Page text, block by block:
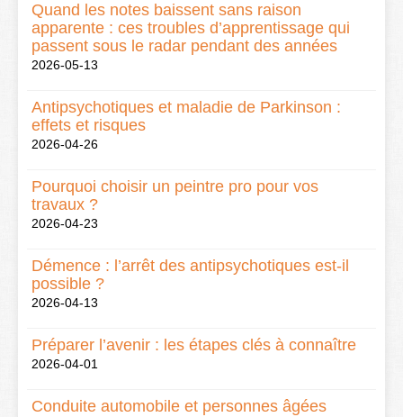
Quand les notes baissent sans raison
apparente : ces troubles d’apprentissage qui
passent sous le radar pendant des années
2026-05-13
Antipsychotiques et maladie de Parkinson :
effets et risques
2026-04-26
Pourquoi choisir un peintre pro pour vos
travaux ?
2026-04-23
Démence : l’arrêt des antipsychotiques est-il
possible ?
2026-04-13
Préparer l’avenir : les étapes clés à connaître
2026-04-01
Conduite automobile et personnes âgées